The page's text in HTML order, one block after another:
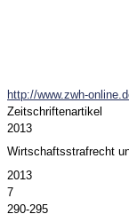
http://www.zwh-
Zeitschriftenartikel
2013
Wirtschaftsstrafrecht
2013
7
290-295